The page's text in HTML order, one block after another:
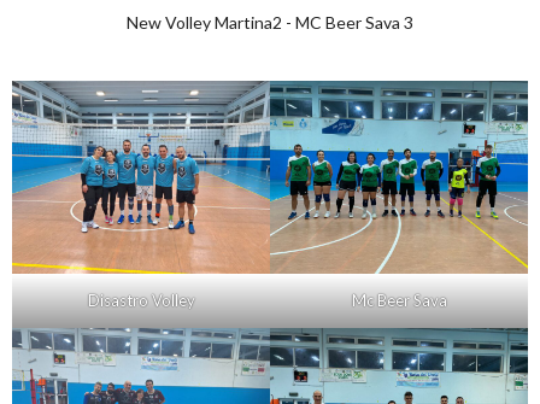
New Volley Martina2 - MC Beer Sava 3
Disastro Volley Mc Beer Sava